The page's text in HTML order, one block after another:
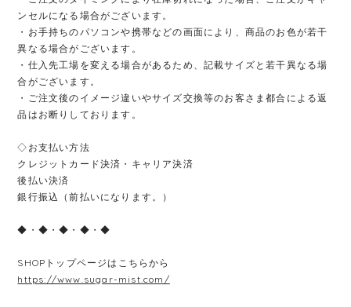
ンセルになる場合がございます。
・お手持ちのパソコンや携帯などの画面により、商品のお色が若干
異なる場合がございます。
・仕入先工場を変える場合があるため、記載サイズと若干異なる場
合がございます。
・ご注文後のイメージ違いやサイズ交換等のお客さま都合による返
品はお断りしております。
◇お支払い方法
クレジットカード決済・キャリア決済
後払い決済
銀行振込（前払いになります。）
◆・◆・◆・◆・◆
SHOPトップページはこちらから
https://www.sugar-mist.com/